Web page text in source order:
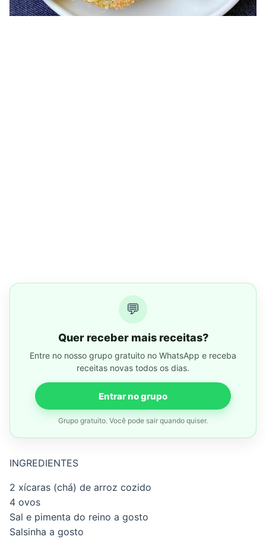
💬
Quer receber mais receitas?
Entre no nosso grupo gratuito no WhatsApp e receba
receitas novas todos os dias.
Entrar no grupo
Grupo gratuito. Você pode sair quando quiser.
INGREDIENTES
2 xícaras (chá) de arroz cozido
4 ovos
Sal e pimenta do reino a gosto
Salsinha a gosto